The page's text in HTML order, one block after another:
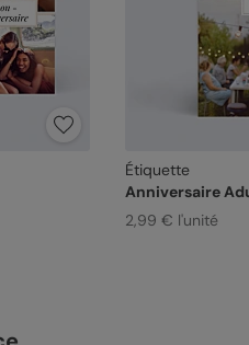
Étiquette
Anniversaire
2,99 € l'unité